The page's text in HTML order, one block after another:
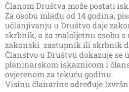
Članom Društva može postati
Za osobu mlađu od 14 godina,
učlanjivanju u Društvo daje
skrbnik, a za maloljetnu osobu s
zakonski zastupnik ili skrbnik
Članstvo u Društvu dokazuje se
planinarskom iskaznicom i
ovjerenom za tekuću godinu.
Visinu članarine određuje